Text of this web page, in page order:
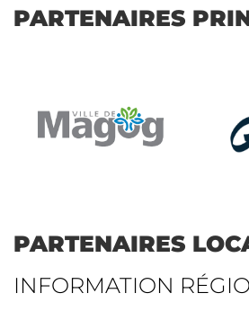
PARTENAIRES
PARTENAIRES
INFORMATION